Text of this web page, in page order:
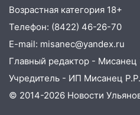
августа
06:45
Ульяновске
утра 10 августа
05:18 Судьба готовит
на 8 августа — кому
Возрастная категория 18+
Телефон: (8422) 46-26-70
E-mail: misanec@yandex.ru
Главный редактор - Мисанец
Учредитель - ИП Мисанец Р.Р.
© 2014-2026 Новости